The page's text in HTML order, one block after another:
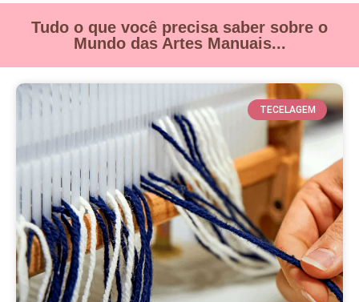
Tudo o que você precisa saber sobre o
Mundo das Artes Manuais...
TECELAGEM